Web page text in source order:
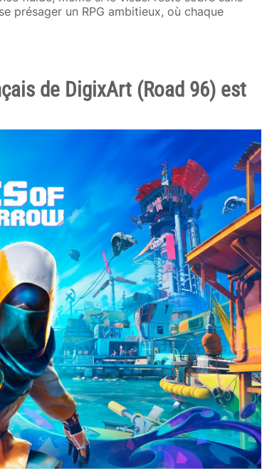
présager un RPG ambitieux, où chaque
de DigixArt (Road 96) est